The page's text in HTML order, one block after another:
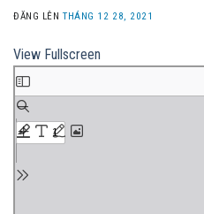
ĐĂNG LÊNTHÁNG 12 28, 2021
View Fullscreen